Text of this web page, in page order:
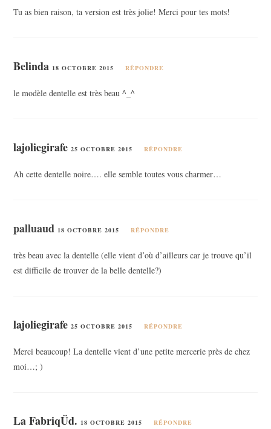
Tu as bien raison, ta version est très jolie! Merci pour tes mots!
Belinda 18 OCTOBRE 2015 RÉPONDRE
le modèle dentelle est très beau ^_^
lajoliegirafe 25 OCTOBRE 2015 RÉPONDRE
Ah cette dentelle noire…. elle semble toutes vous charmer…
palluaud 18 OCTOBRE 2015 RÉPONDRE
très beau avec la dentelle (elle vient d’où d’ailleurs car je trouve qu’il
est difficile de trouver de la belle dentelle?)
lajoliegirafe 25 OCTOBRE 2015 RÉPONDRE
Merci beaucoup! La dentelle vient d’une petite mercerie près de chez
moi…; )
La FabriqÜd. 18 OCTOBRE 2015 RÉPONDRE